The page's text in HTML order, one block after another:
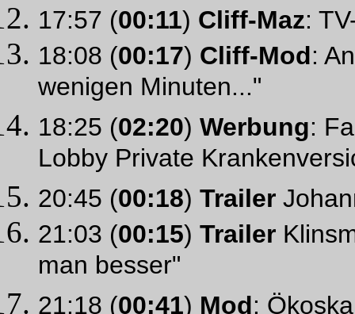
17:57 (00:11) Cliff-Maz:
18:08 (00:17) Cliff-Mod:
wenigen Minuten..."
18:25 (02:20) Werbung:
Lobby Private
20:45 (00:18) Trailer
21:03 (00:15) Trailer
man besser"
21:18 (00:41) Mod: